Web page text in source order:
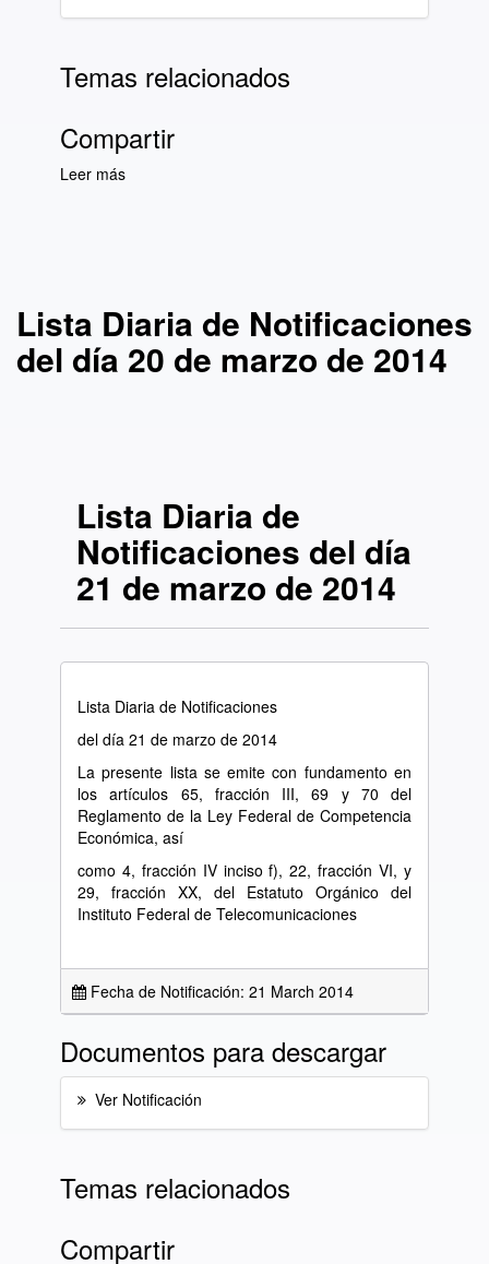
Temas relacionados
Compartir
Leer más
Lista Diaria de Notificaciones
del día 20 de marzo de 2014
Lista Diaria de
Notificaciones del día
21 de marzo de 2014
Lista Diaria de Notificaciones
del día 21 de marzo de 2014
La presente lista se emite con fundamento en
los artículos 65, fracción III, 69 y 70 del
Reglamento de la Ley Federal de Competencia
Económica, así
como 4, fracción IV inciso f), 22, fracción VI, y
29, fracción XX, del Estatuto Orgánico del
Instituto Federal de Telecomunicaciones
Fecha de Notificación: 21 March 2014
Documentos para descargar
Ver Notificación
Temas relacionados
Compartir